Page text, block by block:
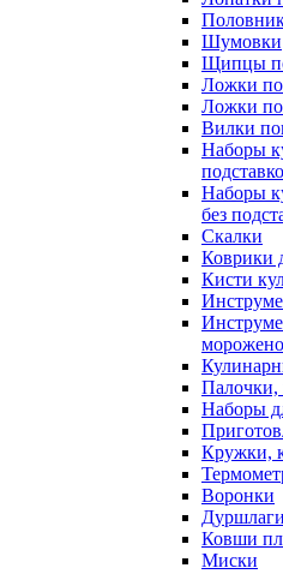
Шумовки
Щипцы
Ложки
Ложки
Вилки
Наборы
Наборы
без
Скалки
Коврики
Кисти
Палочки,
Наборы
Кружки,
Воронки
Дуршлаги
Ковши
Миски